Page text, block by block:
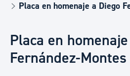
Placa en homenaje a Diego
Placa en
Fernández-Montes